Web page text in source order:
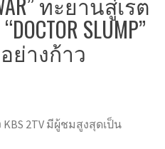
SLUMP”
ย่างก้าว
2TV มีผู้ชมสูงสุดเป็น